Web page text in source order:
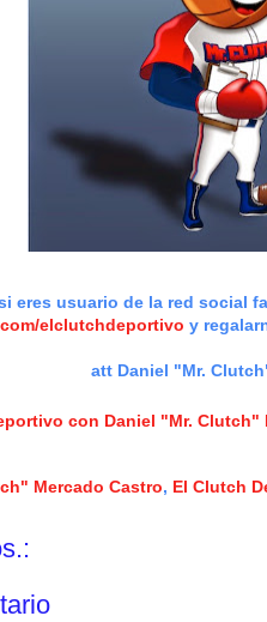
eres usuario de la red social
elclutchdeportivo y
Clutch"
con Daniel "Mr. Clutch"
Mercado Castro, El Clutch